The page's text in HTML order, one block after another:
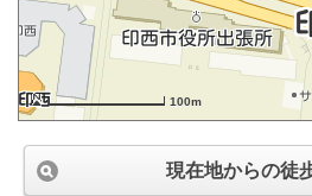
100m
現在地からの徒